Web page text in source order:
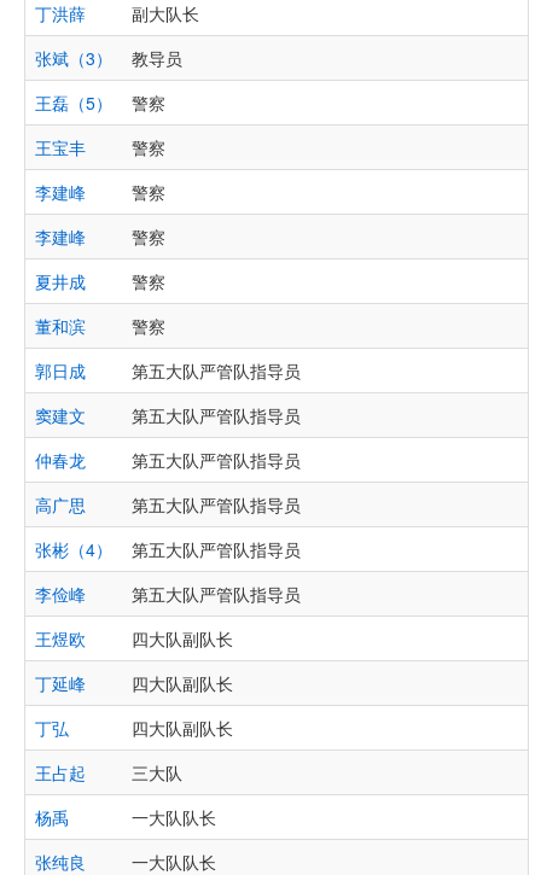
丁洪薛
副大队长
张斌（3）
教导员
王磊（5）
警察
王宝丰
警察
李建峰
警察
李建峰
警察
夏井成
警察
董和滨
警察
郭日成
第五大队严管队指导员
窦建文
第五大队严管队指导员
仲春龙
第五大队严管队指导员
高广思
第五大队严管队指导员
张彬（4）
第五大队严管队指导员
李俭峰
第五大队严管队指导员
王煜欧
四大队副队长
丁延峰
四大队副队长
丁弘
四大队副队长
王占起
三大队
杨禹
一大队队长
张纯良
一大队队长